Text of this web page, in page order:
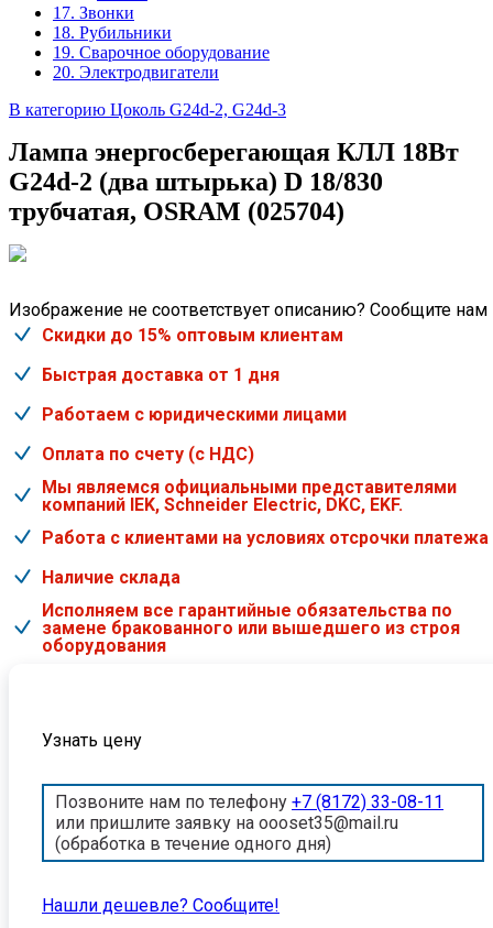
17. Звонки
18. Рубильники
19. Сварочное оборудование
20. Электродвигатели
В категорию Цоколь G24d-2, G24d-3
Лампа энергосберегающая КЛЛ 18Вт
G24d-2 (два штырька) D 18/830
трубчатая, OSRAM (025704)
Изображение не соответствует описанию? Сообщите нам
Скидки до 15% оптовым клиентам
Быстрая доставка от 1 дня
Работаем с юридическими лицами
Оплата по счету (с НДС)
Мы являемся официальными представителями
компаний IEK, Schneider Electric, DKC, EKF.
Работа с клиентами на условиях отсрочки платежа
Наличие склада
Исполняем все гарантийные обязательства по
замене бракованного или вышедшего из строя
оборудования
Узнать цену
Позвоните нам по телефону +7 (8172) 33-08-11
или пришлите заявку на oooset35@mail.ru
(обработка в течение одного дня)
Нашли дешевле? Cообщите!